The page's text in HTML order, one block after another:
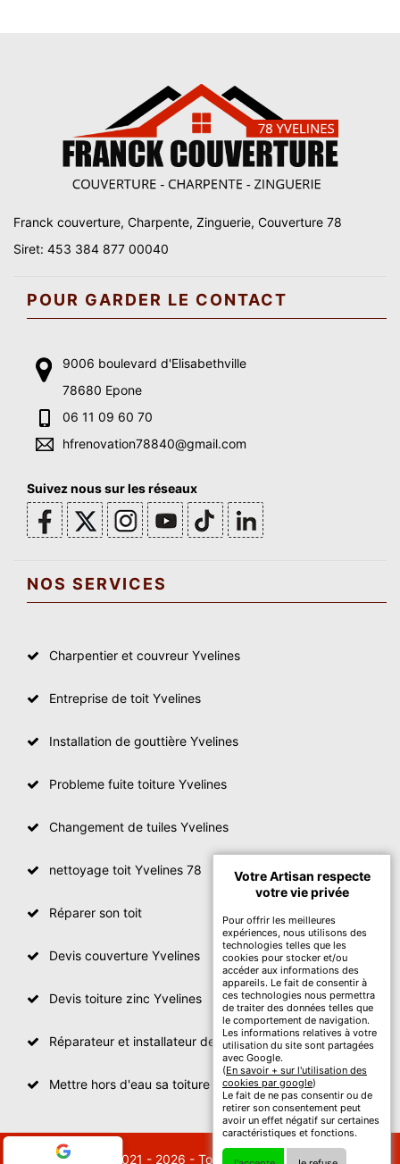
Franck couverture, Charpente, Zinguerie, Couverture 78
Siret: 453 384 877 00040
POUR GARDER LE CONTACT
9006 boulevard d'Elisabethville
78680 Epone
06 11 09 60 70
hfrenovation78840@gmail.com
Suivez nous sur les réseaux
NOS SERVICES
Charpentier et couvreur Yvelines
Entreprise de toit Yvelines
Installation de gouttière Yvelines
Probleme fuite toiture Yvelines
Changement de tuiles Yvelines
nettoyage toit Yvelines 78
Réparer son toit
Devis couverture Yvelines
Devis toiture zinc Yvelines
Réparateur et installateur de fenetre de toit Yvelines
Mettre hors d'eau sa toiture Yvelines
© 2021 - 2026 - Tout droit réservé
Votre Artisan respecte
votre vie privée
Pour offrir les meilleures
expériences, nous utilisons des
technologies telles que les
cookies pour stocker et/ou
accéder aux informations des
appareils. Le fait de consentir à
ces technologies nous permettra
de traiter des données telles que
le comportement de navigation.
Les informations relatives à votre
utilisation du site sont partagées
avec Google.
(En savoir + sur l'utilisation des
cookies par google)
Le fait de ne pas consentir ou de
retirer son consentement peut
avoir un effet négatif sur certaines
caractéristiques et fonctions.